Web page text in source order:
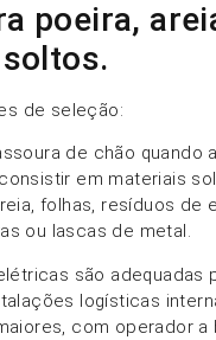
poeira,
de seleção:
de chão quando
em materiais
folhas, resíduos de
ou lascas de metal.
são adequadas
logísticas
com operador a